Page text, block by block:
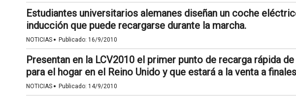
Estudiantes universitarios alemanes diseñan un coche
inducción que puede recargarse durante la marcha.
NOTICIAS · Publicado: 16/9/2010
Presentan en la LCV2010 el primer punto de recarga rápida
para el hogar en el Reino Unido y que estará a la venta a
NOTICIAS · Publicado: 14/9/2010